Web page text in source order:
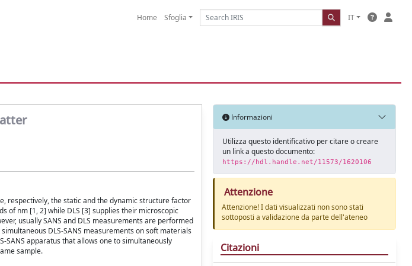
Home Sfoglia IT
respectively, the static and the dynamic structure factor
of nm [1, 2] while DLS [3] supplies their microscopic
usually SANS and DLS measurements are performed
DLS-SANS measurements on soft materials
SANS apparatus that allows one to simultaneously
sample.
Informazioni
Utilizza questo identificativo per citare o creare
un link a questo documento:
https://hdl.handle.net/11573/1620106
Attenzione
Attenzione! I dati visualizzati non sono stati
sottoposti a validazione da parte dell'ateneo
Citazioni